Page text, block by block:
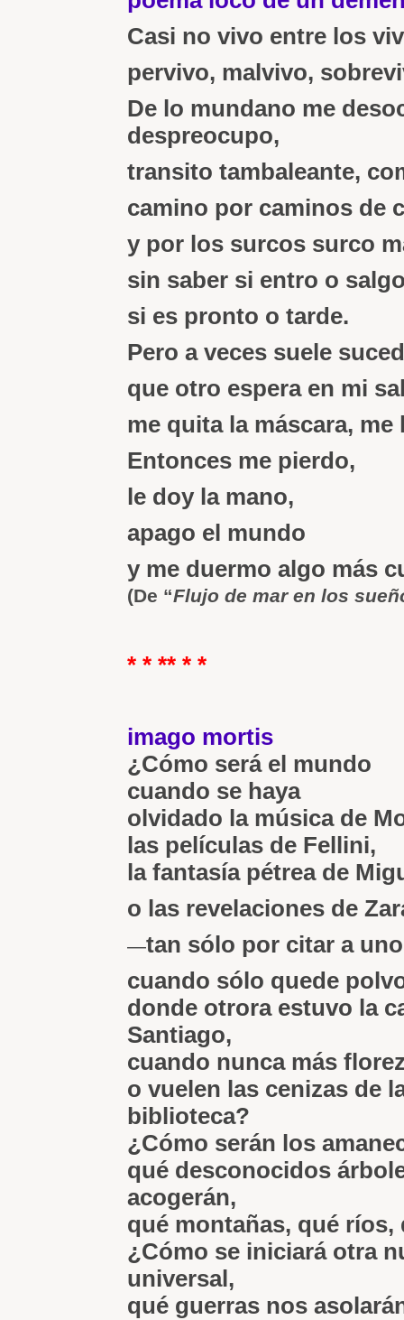
Casi no vivo entre los
pervivo, malvivo,
De lo mundano me
despreocupo,
transito tambaleante,
camino por caminos de
y por los surcos surco
sin saber si entro o
si es pronto o tarde.
Pero a veces suele
que otro espera en mi
me quita la máscara, me
Entonces me pierdo,
le doy la mano,
apago el mundo
y me duermo algo más
(De “Flujo de mar en los
* * ** * *
imago mortis
¿Cómo será el mundo
cuando se haya
olvidado la música de
las películas de Fellini,
la fantasía pétrea de
o las revelaciones de
—tan sólo por citar a
cuando sólo quede
donde otrora estuvo la
Santiago,
cuando nunca más
o vuelen las cenizas de
biblioteca?
¿Cómo serán los
qué desconocidos
acogerán,
qué montañas, qué ríos,
¿Cómo se iniciará otra
universal,
qué guerras nos